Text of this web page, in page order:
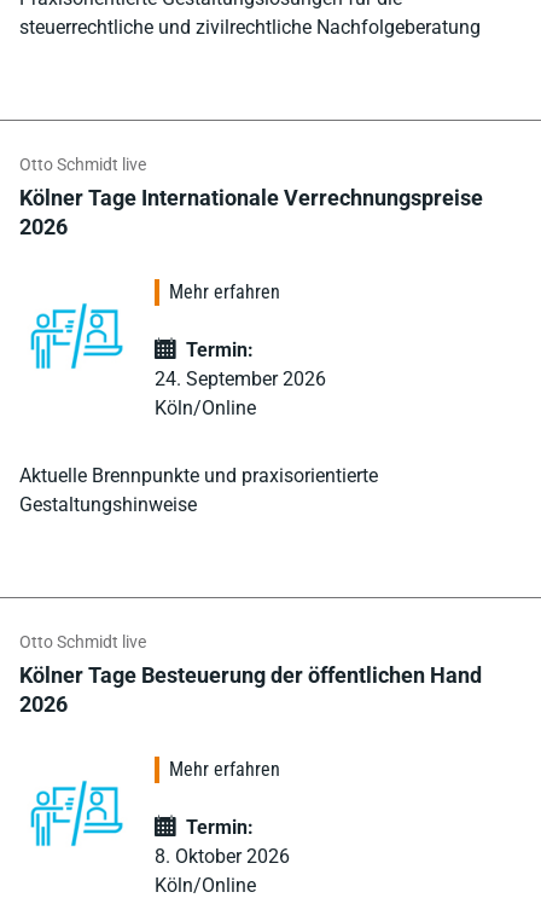
steuerrechtliche und zivilrechtliche Nachfolgeberatung
Otto Schmidt live
Kölner Tage Internationale Verrechnungspreise
2026
Aktuelle Brennpunkte und praxisorientierte
Gestaltungshinweise
Mehr erfahren
Termin:
24. September 2026
Köln/Online
Otto Schmidt live
Kölner Tage Besteuerung der öffentlichen Hand
2026
Mehr erfahren
Termin:
8. Oktober 2026
Köln/Online